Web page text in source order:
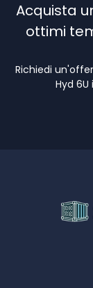
Acquista
ottimi
Richiedi
Hyd